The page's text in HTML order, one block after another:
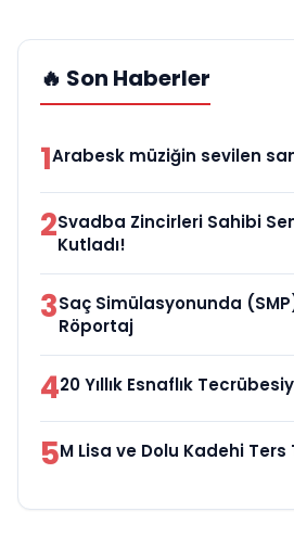
🔥 Son Haberler
1Arabesk müziğin sevilen
2Svadba Zincirleri Sahibi
Kutladı!
3Saç Simülasyonunda
Röportaj
420 Yıllık Esnaflık
5M Lisa ve Dolu Kadehi Ters